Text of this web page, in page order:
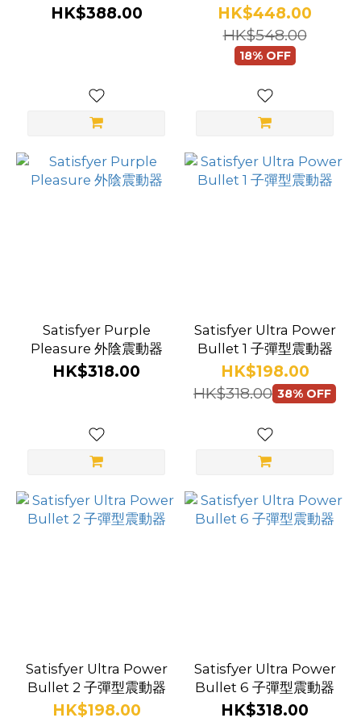
蒂吸啜 + 震動器
HK$388.00
蛋
HK$448.00
HK$548.00
18% OFF
Satisfyer Purple
Pleasure 外陰震動器
HK$318.00
Satisfyer Ultra Power
Bullet 1 子彈型震動器
HK$198.00
HK$318.00 38% OFF
Satisfyer Ultra Power
Bullet 2 子彈型震動器
HK$198.00
Satisfyer Ultra Power
Bullet 6 子彈型震動器
HK$318.00